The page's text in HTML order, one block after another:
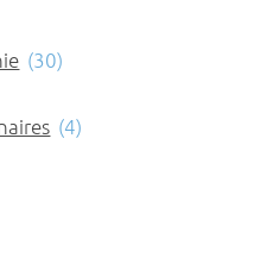
(30)
(4)